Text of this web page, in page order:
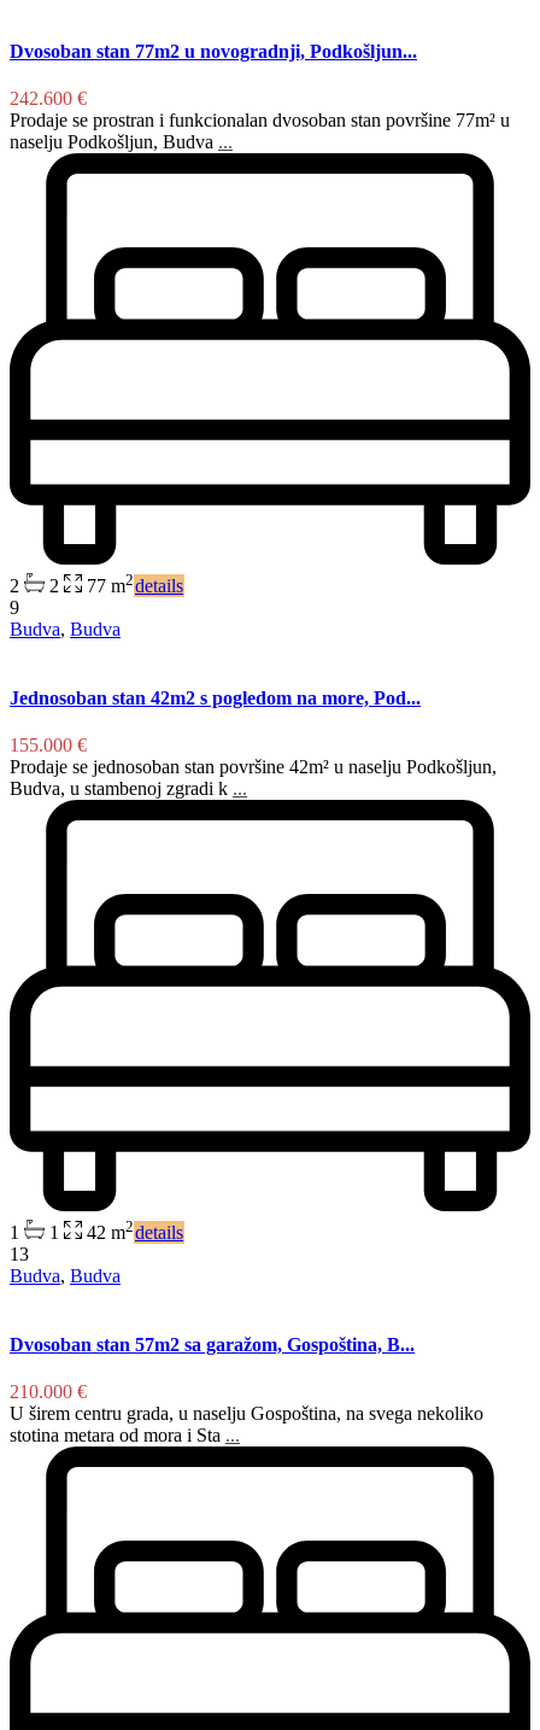
Dvosoban stan 77m2 u novogradnji, Podkošljun...
242.600 €
Prodaje se prostran i funkcionalan dvosoban stan površine 77m² u
naselju Podkošljun, Budva ...
2 2 77 m2details
9
Budva, Budva
Jednosoban stan 42m2 s pogledom na more, Pod...
155.000 €
Prodaje se jednosoban stan površine 42m² u naselju Podkošljun,
Budva, u stambenoj zgradi k ...
1 1 42 m2details
13
Budva, Budva
Dvosoban stan 57m2 sa garažom, Gospoština, B...
210.000 €
U širem centru grada, u naselju Gospoština, na svega nekoliko
stotina metara od mora i Sta ...